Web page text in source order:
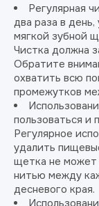
Регулярная
два раза в
мягкой зубной
Чистка должна
Обратите
охватить всю
промежутков
пользоваться и
Регулярное
удалить
щетка не может
нитью между
десневого края.